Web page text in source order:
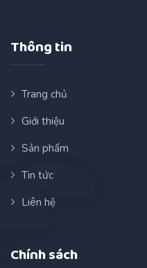
Thông tin
Trang chủ
Giới thiệu
Sản phẩm
Tin tức
Liên hệ
Chính sách